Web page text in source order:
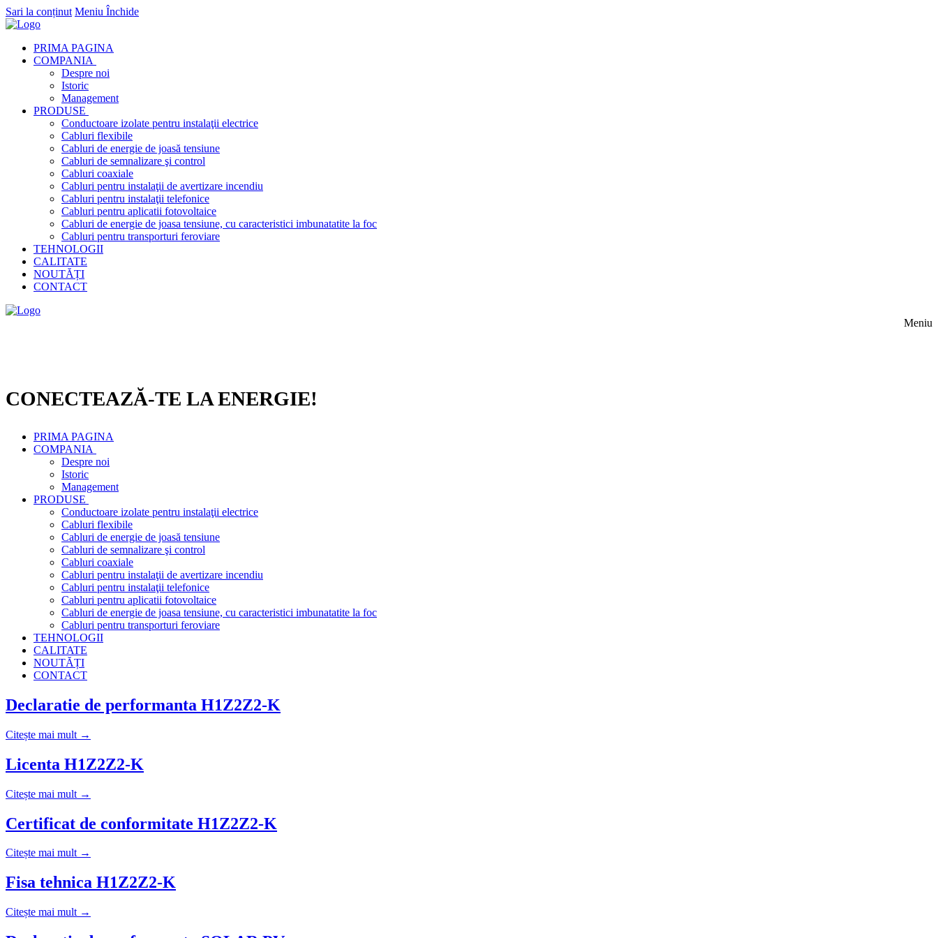
Sari la conținut Meniu Închide
PRIMA PAGINA
COMPANIA
Despre noi
Istoric
Management
PRODUSE
Conductoare izolate pentru instalaţii electrice
Cabluri flexibile
Cabluri de energie de joasă tensiune
Cabluri de semnalizare şi control
Cabluri coaxiale
Cabluri pentru instalaţii de avertizare incendiu
Cabluri pentru instalaţii telefonice
Cabluri pentru aplicatii fotovoltaice
Cabluri de energie de joasa tensiune, cu caracteristici imbunatatite la foc
Cabluri pentru transporturi feroviare
TEHNOLOGII
CALITATE
NOUTĂȚI
CONTACT
Meniu
CONECTEAZĂ-TE LA ENERGIE!
PRIMA PAGINA
COMPANIA
Despre noi
Istoric
Management
PRODUSE
Conductoare izolate pentru instalaţii electrice
Cabluri flexibile
Cabluri de energie de joasă tensiune
Cabluri de semnalizare şi control
Cabluri coaxiale
Cabluri pentru instalaţii de avertizare incendiu
Cabluri pentru instalaţii telefonice
Cabluri pentru aplicatii fotovoltaice
Cabluri de energie de joasa tensiune, cu caracteristici imbunatatite la foc
Cabluri pentru transporturi feroviare
TEHNOLOGII
CALITATE
NOUTĂȚI
CONTACT
Declaratie de performanta H1Z2Z2-K
Citește mai mult →
Licenta H1Z2Z2-K
Citește mai mult →
Certificat de conformitate H1Z2Z2-K
Citește mai mult →
Fisa tehnica H1Z2Z2-K
Citește mai mult →